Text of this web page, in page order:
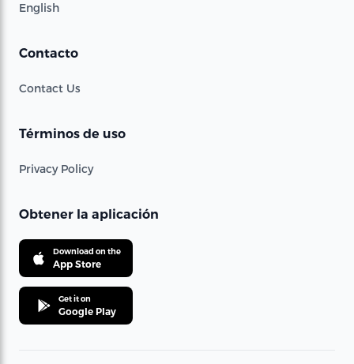
English
Contacto
Contact Us
Términos de uso
Privacy Policy
Obtener la aplicación
Download on the
App Store
Get it on
Google Play